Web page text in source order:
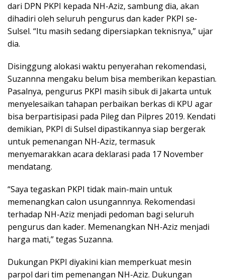
dari DPN PKPI kepada NH-Aziz, sambung dia, akan
dihadiri oleh seluruh pengurus dan kader PKPI se-
Sulsel. “Itu masih sedang dipersiapkan teknisnya,” ujar
dia.
Disinggung alokasi waktu penyerahan rekomendasi,
Suzannna mengaku belum bisa memberikan kepastian.
Pasalnya, pengurus PKPI masih sibuk di Jakarta untuk
menyelesaikan tahapan perbaikan berkas di KPU agar
bisa berpartisipasi pada Pileg dan Pilpres 2019. Kendati
demikian, PKPI di Sulsel dipastikannya siap bergerak
untuk pemenangan NH-Aziz, termasuk
menyemarakkan acara deklarasi pada 17 November
mendatang.
“Saya tegaskan PKPI tidak main-main untuk
memenangkan calon usungannnya. Rekomendasi
terhadap NH-Aziz menjadi pedoman bagi seluruh
pengurus dan kader. Memenangkan NH-Aziz menjadi
harga mati,” tegas Suzanna.
Dukungan PKPI diyakini kian memperkuat mesin
parpol dari tim pemenangan NH-Aziz. Dukungan